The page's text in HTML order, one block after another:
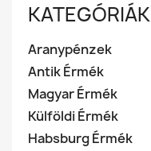
KATEGÓRIÁK
Aranypénzek
Antik Érmék
Magyar Érmék
Külföldi Érmék
Habsburg Érmék